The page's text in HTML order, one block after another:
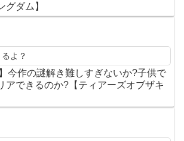
グダム】
よ？
今作の謎解き難しすぎないか?子供で
アできるのか?【ティアーズオブザキ